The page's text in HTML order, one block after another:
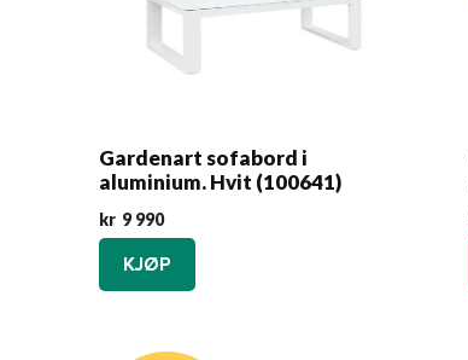
Gardenart sofabord i
aluminium. Hvit (100641)
kr 9 990
KJØP